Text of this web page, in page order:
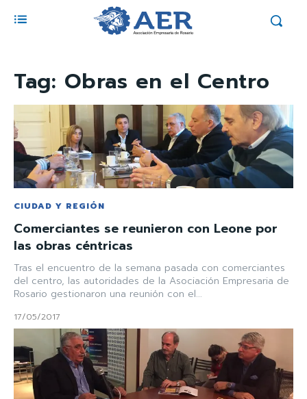
Tag: Obras en el Centro
CIUDAD Y REGIÓN
Comerciantes se reunieron con Leone por
las obras céntricas
Tras el encuentro de la semana pasada con comerciantes
del centro, las autoridades de la Asociación Empresaria de
Rosario gestionaron una reunión con el...
17/05/2017